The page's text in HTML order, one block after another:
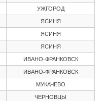
УЖГОРОД
ЯСИНЯ
ЯСИНЯ
ЯСИНЯ
ИВАНО-ФРАНКОВСК
ИВАНО-ФРАНКОВСК
МУКАЧЕВО
ЧЕРНОВЦЫ